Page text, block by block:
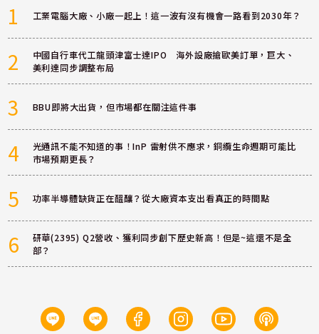
1 工業電腦大廠、小廠一起上！這一波有沒有機會一路看到2030年？
2
中國自行車代工龍頭津富士達IPO 海外設廠搶歐美訂單，巨大、
美利達同步調整布局
3 BBU即將大出貨，但市場都在關注這件事
4
光通訊不能不知道的事！InP 雷射供不應求，銅纜生命週期可能比
市場預期更長？
5 功率半導體缺貨正在醞釀？從大廠資本支出看真正的時間點
6
研華(2395) Q2營收、獲利同步創下歷史新高！但是~這還不是全
部？